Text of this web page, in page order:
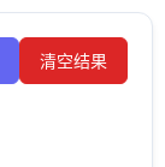
清空结果